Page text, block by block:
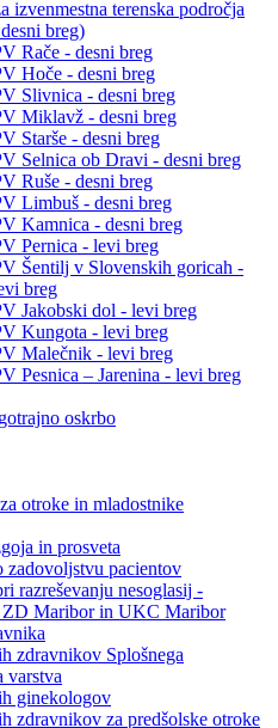
izvenmestna terenska področja
breg)
Rače - desni breg
Hoče - desni breg
Slivnica - desni breg
Miklavž - desni breg
Starše - desni breg
Selnica ob Dravi - desni breg
Ruše - desni breg
Limbuš - desni breg
Kamnica - desni breg
Pernica - levi breg
Šentilj v Slovenskih goricah -
breg
Jakobski dol - levi breg
Kungota - levi breg
Malečnik - levi breg
Pesnica – Jarenina - levi breg
oskrbo
otroke in mladostnike
in prosveta
zadovoljstvu pacientov
razreševanju nesoglasij -
ZD Maribor in UKC Maribor
zdravnikov Splošnega
varstva
ginekologov
zdravnikov za predšolske otroke